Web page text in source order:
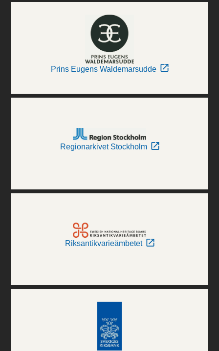
Prins Eugens Waldemarsudde
Regionarkivet Stockholm
Riksantikvarieämbetet